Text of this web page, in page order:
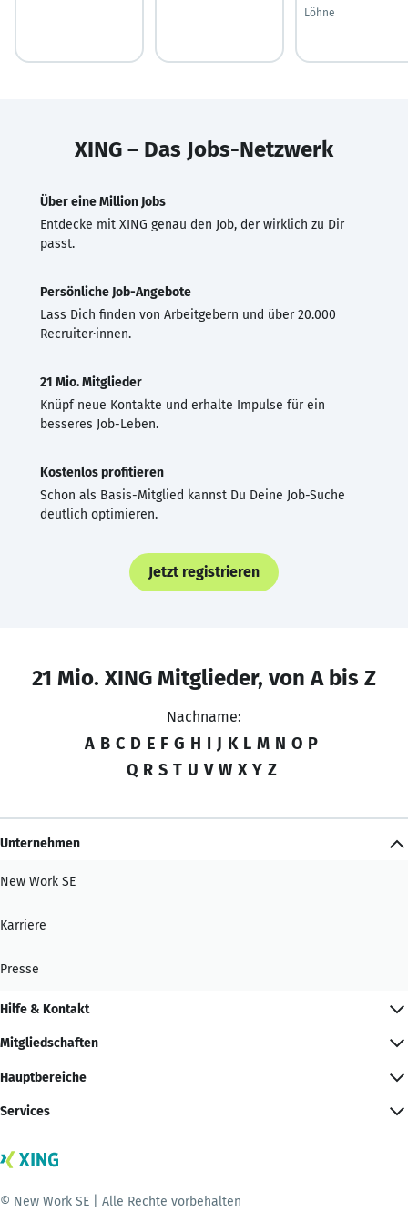
Löhne
XING – Das Jobs-Netzwerk
Über eine Million Jobs
Entdecke mit XING genau den Job, der wirklich zu Dir
passt.
Persönliche Job-Angebote
Lass Dich finden von Arbeitgebern und über 20.000
Recruiter·innen.
21 Mio. Mitglieder
Knüpf neue Kontakte und erhalte Impulse für ein
besseres Job-Leben.
Kostenlos profitieren
Schon als Basis-Mitglied kannst Du Deine Job-Suche
deutlich optimieren.
Jetzt registrieren
21 Mio. XING Mitglieder, von A bis Z
Nachname:
A B C D E F G H I J K L M N O P
Q R S T U V W X Y Z
Unternehmen
New Work SE
Karriere
Presse
Hilfe & Kontakt
Mitgliedschaften
Hauptbereiche
Services
© New Work SE | Alle Rechte vorbehalten